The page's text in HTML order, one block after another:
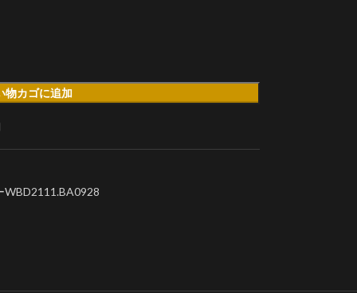
物カゴに追加
WBD2111.BA0928